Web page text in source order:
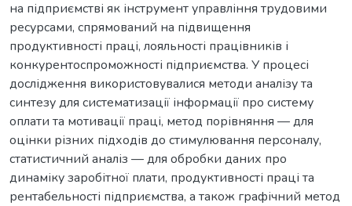
на підприємстві як інструмент управління трудовими
ресурсами, спрямований на підвищення
продуктивності праці, лояльності працівників і
конкурентоспроможності підприємства. У процесі
дослідження використовувалися методи аналізу та
синтезу для систематизації інформації про систему
оплати та мотивації праці, метод порівняння — для
оцінки різних підходів до стимулювання персоналу,
статистичний аналіз — для обробки даних про
динаміку заробітної плати, продуктивності праці та
рентабельності підприємства, а також графічний метод